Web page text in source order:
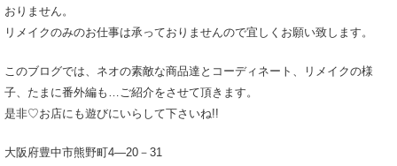
おりません。
リメイクのみのお仕事は承っておりませんので宜しくお願い致します。
このブログでは、ネオの素敵な商品達とコーディネート、リメイクの様
子、たまに番外編も…ご紹介をさせて頂きます。
是非♡お店にも遊びにいらして下さいね!!
大阪府豊中市熊野町4―20－31